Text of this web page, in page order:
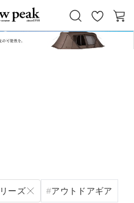
お
気
カ
ーズ アウトドアギア